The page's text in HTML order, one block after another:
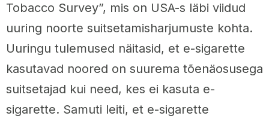
Tobacco Survey”, mis on USA-s läbi viidud
uuring noorte suitsetamisharjumuste kohta.
Uuringu tulemused näitasid, et e-sigarette
kasutavad noored on suurema tõenäosusega
suitsetajad kui need, kes ei kasuta e-
sigarette. Samuti leiti, et e-sigarette